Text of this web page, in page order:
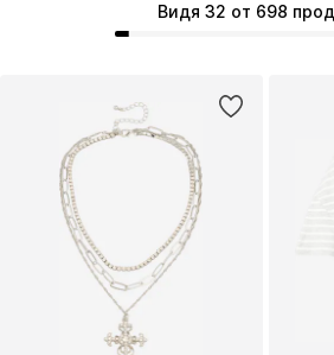
Видя 32 от 698